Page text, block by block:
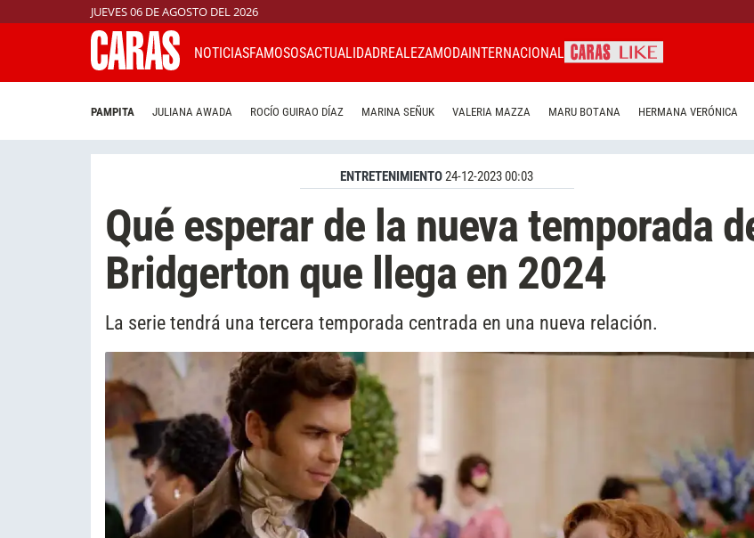
JUEVES 06 DE AGOSTO DEL 2026
NOTICIASFAMOSOSACTUALIDADREALEZAMODAINTERNACIONAL
PAMPITA JULIANA AWADA ROCÍO GUIRAO DÍAZ MARINA SEÑUK VALERIA MAZZA MARU BOTANA HERMANA VERÓNICA
ENTRETENIMIENTO24-12-2023 00:03
Qué esperar de la nueva temporada
Bridgerton que llega en 2024
La serie tendrá una tercera temporada centrada en una nueva relación.